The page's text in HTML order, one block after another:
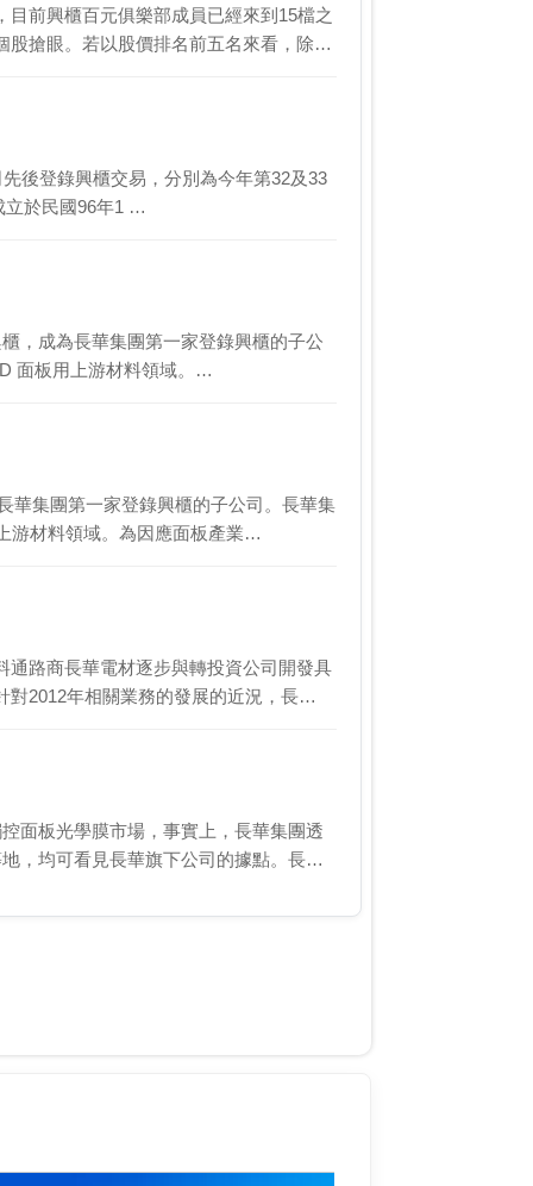
前興櫃百元俱樂部成員已經來到15檔之
搶眼。若以股價排名前五名來看，除
後登錄興櫃交易，分別為今年第32及33
立於民國96年1 …
，成為長華集團第一家登錄興櫃的子公
面板用上游材料領域。…
華集團第一家登錄興櫃的子公司。長華集
游材料領域。為因應面板產業…
通路商長華電材逐步與轉投資公司開發具
對2012年相關業務的發展的近況，長…
面板光學膜市場，事實上，長華集團透
，均可看見長華旗下公司的據點。長華